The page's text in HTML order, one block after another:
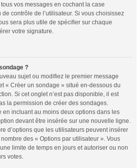
vos messages en cochant la case
contrôle de l’utilisateur. Si vous choisissez
sera plus utile de spécifier sur chaque
votre signature.
?
sujet ou modifiez le premier message
« Créer un sondage » situé en-dessous du
Si cet onglet n’est pas disponible, il est
la permission de créer des sondages.
en incluant au moins deux options dans les
devant être insérée sur une nouvelle ligne.
d’options que les utilisateurs peuvent insérer
des « Options par utilisateur ». Vous
limite de temps en jours et autoriser ou non
votes.